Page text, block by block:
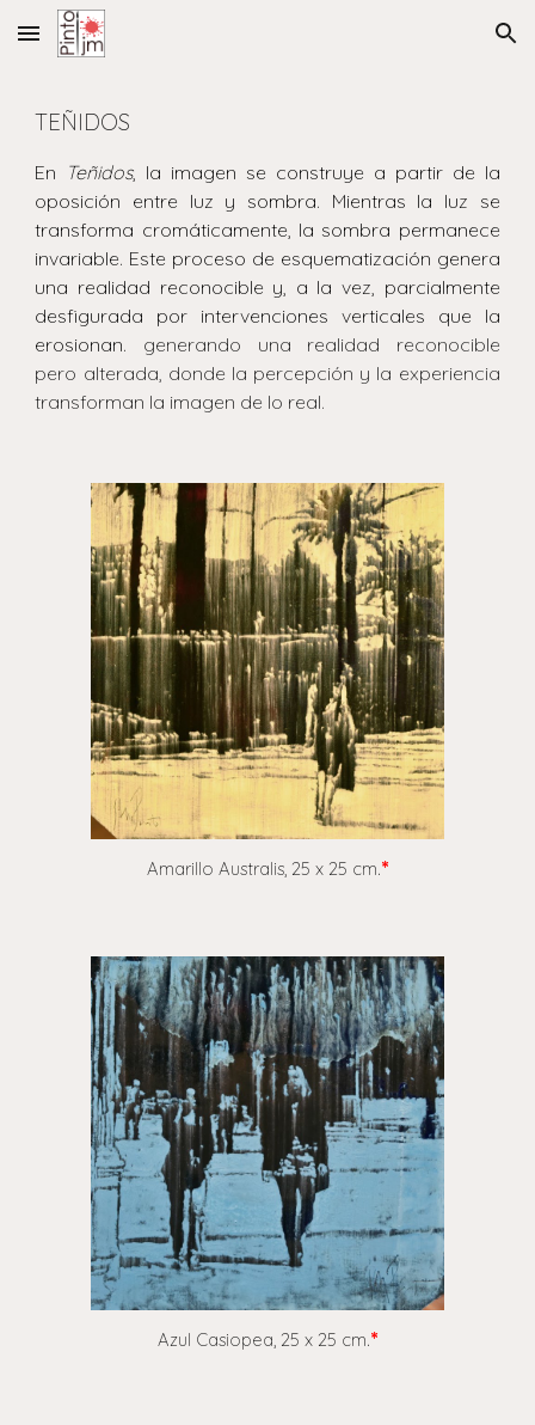
Skip to main content Skip to navigation
TEÑIDOS
En Teñidos, la imagen se construye a partir de la
oposición entre luz y sombra. Mientras la luz se
transforma cromáticamente, la sombra permanece
invariable. Este proceso de esquematización genera
una realidad reconocible y, a la vez, parcialmente
desfigurada por intervenciones verticales que la
erosionan.
generando una realidad reconocible
pero alterada, donde la percepción y la experiencia
transforman la imagen de lo real.
Amarillo Australis, 25 x 25 cm.*
Azul Casiopea, 25 x 25 cm.*